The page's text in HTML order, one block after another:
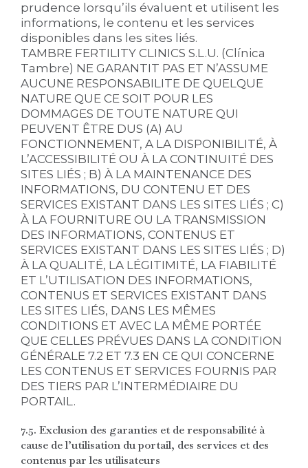
prudence lorsqu’ils évaluent et utilisent les
informations, le contenu et les services
disponibles dans les sites liés.
TAMBRE FERTILITY CLINICS S.L.U. (Clínica
Tambre) NE GARANTIT PAS ET N’ASSUME
AUCUNE RESPONSABILITE DE QUELQUE
NATURE QUE CE SOIT POUR LES
DOMMAGES DE TOUTE NATURE QUI
PEUVENT ÊTRE DUS (A) AU
FONCTIONNEMENT, A LA DISPONIBILITÉ, À
L’ACCESSIBILITÉ OU À LA CONTINUITÉ DES
SITES LIÉS ; B) À LA MAINTENANCE DES
INFORMATIONS, DU CONTENU ET DES
SERVICES EXISTANT DANS LES SITES LIÉS ; C)
À LA FOURNITURE OU LA TRANSMISSION
DES INFORMATIONS, CONTENUS ET
SERVICES EXISTANT DANS LES SITES LIÉS ; D)
À LA QUALITÉ, LA LÉGITIMITÉ, LA FIABILITÉ
ET L’UTILISATION DES INFORMATIONS,
CONTENUS ET SERVICES EXISTANT DANS
LES SITES LIÉS, DANS LES MÊMES
CONDITIONS ET AVEC LA MÊME PORTÉE
QUE CELLES PRÉVUES DANS LA CONDITION
GÉNÉRALE 7.2 ET 7.3 EN CE QUI CONCERNE
LES CONTENUS ET SERVICES FOURNIS PAR
DES TIERS PAR L’INTERMÉDIAIRE DU
PORTAIL.
7.5. Exclusion des garanties et de responsabilité à
cause de l’utilisation du portail, des services et des
contenus par les utilisateurs